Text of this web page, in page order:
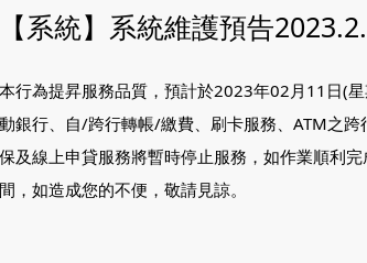
【系統】系統維護預告
本行為提昇服務品質，預計於2023年02月11日(
動銀行、自/跨行轉帳/繳費、刷卡服務、ATM之
保及線上申貸服務將暫時停止服務，如作業順利
間，如造成您的不便，敬請見諒。